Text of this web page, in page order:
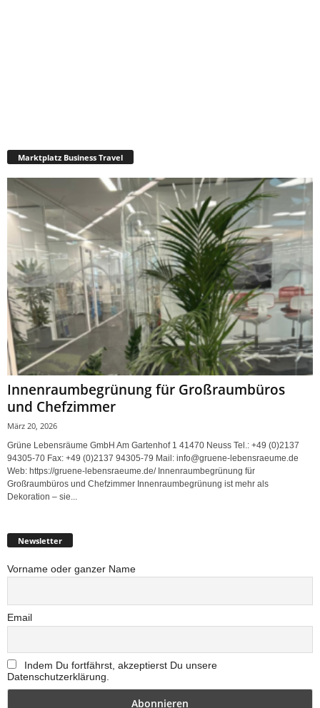
Marktplatz Business Travel
Innenraumbegrünung für Großraumbüros
und Chefzimmer
März 20, 2026
Grüne Lebensräume GmbH Am Gartenhof 1 41470 Neuss Tel.: +49 (0)2137
94305-70 Fax: +49 (0)2137 94305-79 Mail: info@gruene-lebensraeume.de
Web: https://gruene-lebensraeume.de/ Innenraumbegrünung für
Großraumbüros und Chefzimmer Innenraumbegrünung ist mehr als
Dekoration – sie...
Newsletter
Vorname oder ganzer Name
Email
Indem Du fortfährst, akzeptierst Du unsere
Datenschutzerklärung.